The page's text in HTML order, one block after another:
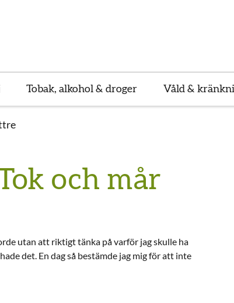
Tobak, alkohol & droger Våld &
och mår
utan att riktigt tänka på varför jag skulle ha
det. En dag så bestämde jag mig för att inte